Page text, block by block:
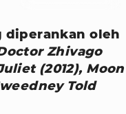
diperankan oleh
Zhivago
(2012), Moon
Told